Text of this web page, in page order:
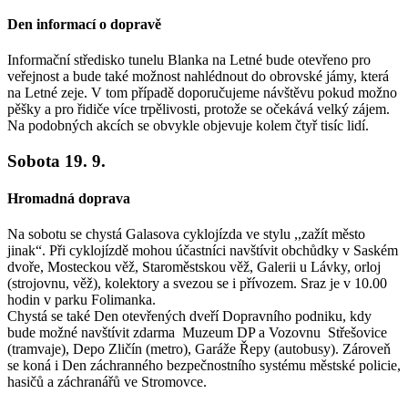
Den informací o dopravě
Informační středisko tunelu Blanka na Letné bude otevřeno pro
veřejnost a bude také možnost nahlédnout do obrovské jámy, která
na Letné zeje. V tom případě doporučujeme návštěvu pokud možno
pěšky a pro řidiče více trpělivosti, protože se očekává velký zájem.
Na podobných akcích se obvykle objevuje kolem čtyř tisíc lidí.
Sobota 19. 9.
Hromadná doprava
Na sobotu se chystá Galasova cyklojízda ve stylu ,,zažít město
jinak“. Při cyklojízdě mohou účastníci navštívit obchůdky v Saském
dvoře, Mosteckou věž, Staroměstskou věž, Galerii u Lávky, orloj
(strojovnu, věž), kolektory a svezou se i přívozem. Sraz je v 10.00
hodin v parku Folimanka.
Chystá se také Den otevřených dveří Dopravního podniku, kdy
bude možné navštívit zdarma Muzeum DP a Vozovnu Střešovice
(tramvaje), Depo Zličín (metro), Garáže Řepy (autobusy). Zároveň
se koná i Den záchranného bezpečnostního systému městské policie,
hasičů a záchranářů ve Stromovce.